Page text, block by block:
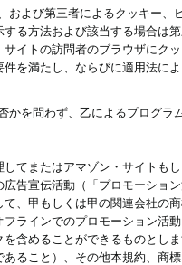
および第三者によるクッキー
る方法および該当する場合は
イトの訪問者のブラウザにク
を満たし、ならびに適用法に
かを問わず、乙によるプログ
てまたはアマゾン・サイトも
告宣伝活動（「プロモーショ
、甲もしくは甲の関連会社の
ラインでのプロモーション活
含めることができるものとし
ること）、その他本規約、商